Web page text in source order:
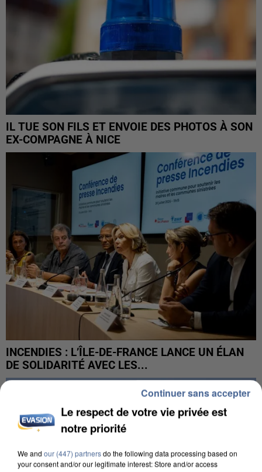
IL TUE SON FILS ET ENVOIE DES PHOTOS À SON
EX-COMPAGNE À NICE
INCENDIES : L’ÎLE-DE-FRANCE LANCE UN ÉLAN
DE SOLIDARITÉ AVEC LES...
Le respect de votre vie privée est
notre priorité
We and our (447) partnersdo the following data processing based on
your consent and/or our legitimate interest: Store and/or access
Continuer sans accepter